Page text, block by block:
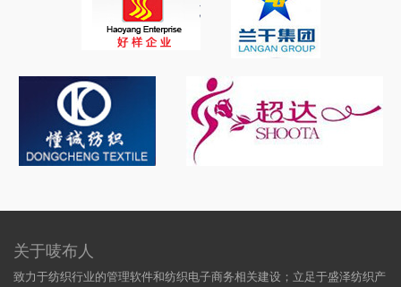
关于唛布人
致力于纺织行业的管理软件和纺织电子商务相关建设；立足于盛泽纺织产